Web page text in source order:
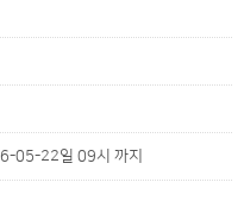
05-22일 09시 까지